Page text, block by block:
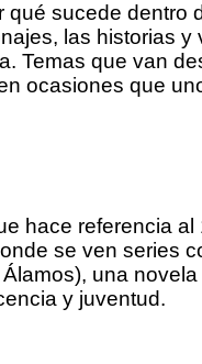
sucede
las historias
que van
ocasiones que
hace referencia
se ven series
una
y juventud.